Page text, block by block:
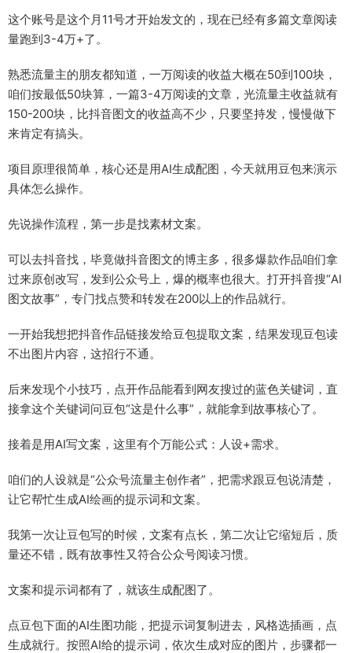
这个账号是这个月11号才开始发文的，现在已经有多篇文章阅读
量跑到3-4万+了。
熟悉流量主的朋友都知道，一万阅读的收益大概在50到100块，
咱们按最低50块算，一篇3-4万阅读的文章，光流量主收益就有
150-200块，比抖音图文的收益高不少，只要坚持发，慢慢做下
来肯定有搞头。
项目原理很简单，核心还是用AI生成配图，今天就用豆包来演示
具体怎么操作。
先说操作流程，第一步是找素材文案。
可以去抖音找，毕竟做抖音图文的博主多，很多爆款作品咱们拿
过来原创改写，发到公众号上，爆的概率也很大。打开抖音搜“AI
图文故事”，专门找点赞和转发在200以上的作品就行。
一开始我想把抖音作品链接发给豆包提取文案，结果发现豆包读
不出图片内容，这招行不通。
后来发现个小技巧，点开作品能看到网友搜过的蓝色关键词，直
接拿这个关键词问豆包“这是什么事”，就能拿到故事核心了。
接着是用AI写文案，这里有个万能公式：人设+需求。
咱们的人设就是“公众号流量主创作者”，把需求跟豆包说清楚，
让它帮忙生成AI绘画的提示词和文案。
我第一次让豆包写的时候，文案有点长，第二次让它缩短后，质
量还不错，既有故事性又符合公众号阅读习惯。
文案和提示词都有了，就该生成配图了。
点豆包下面的AI生图功能，把提示词复制进去，风格选插画，点
生成就行。按照AI给的提示词，依次生成对应的图片，步骤都一